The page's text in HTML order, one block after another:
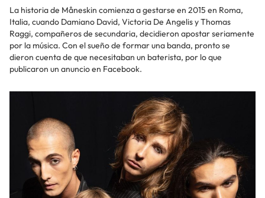
La historia de Måneskin comienza a gestarse en 2015 en Roma,
Italia, cuando Damiano David, Victoria De Angelis y Thomas
Raggi, compañeros de secundaria, decidieron apostar seriamente
por la música. Con el sueño de formar una banda, pronto se
dieron cuenta de que necesitaban un baterista, por lo que
publicaron un anuncio en Facebook.